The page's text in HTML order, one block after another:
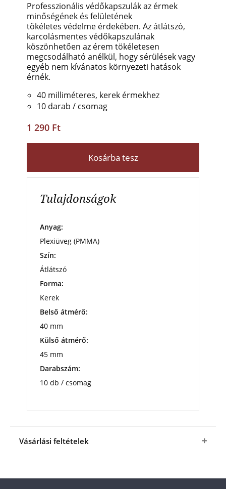
Professzionális védőkapszulák az érmek
minőségének és felületének
tökéletes védelme érdekében. Az átlátszó,
karcolásmentes védőkapszulának
köszönhetően az érem tökéletesen
megcsodálható anélkül, hogy sérülések vagy
egyéb nem kívánatos környezeti hatások
érnék.
40 milliméteres, kerek érmekhez
10 darab / csomag
1 290 Ft
Kosárba tesz
Tulajdonságok
Anyag:
Plexiüveg (PMMA)
Szín:
Átlátszó
Forma:
Kerek
Belső átmérő:
40 mm
Külső átmérő:
45 mm
Darabszám:
10 db / csomag
Vásárlási feltételek
mm-es éremhez 1 290 Ft-os kedvező áron (+ 1